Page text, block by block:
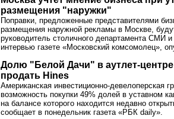
размещения "наружки"
Поправки, предложенные представителями
размещения наружной рекламы в Москве,
руководитель столичного департамента СМИ
интервью газете «Московский комсомолец»,
Долю "Белой Дачи" в аутлет-
продать Hines
Американская инвестиционно-девелоперская
возможность покупки 49% долей в уставном
на балансе которого находится недавно
сообщает в понедельник газета «РБК daily».